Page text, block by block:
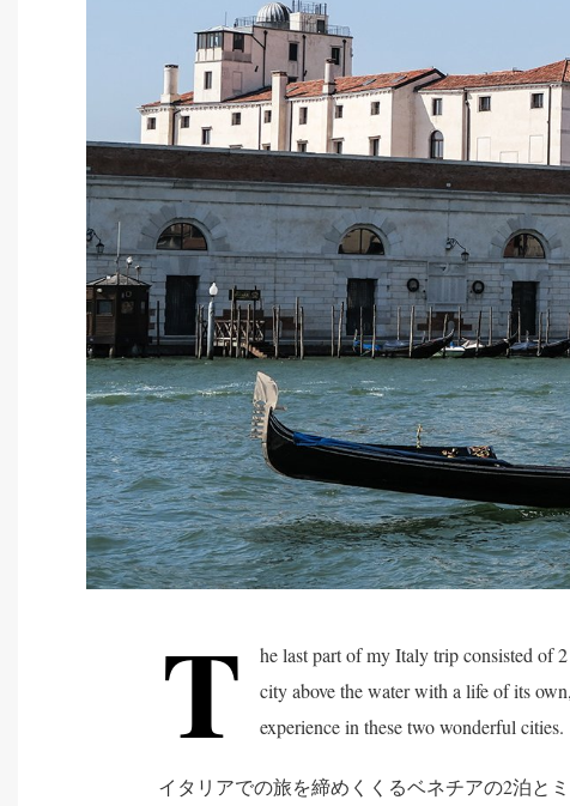
T
he last part of my Italy trip consisted of
city above the water with a life of its
experience in these two wonderful cities.
イタリアでの旅を締めくくるベネチアの2泊と